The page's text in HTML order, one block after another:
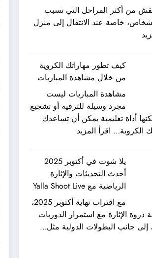
السياحة
في
نيلية
–
سحر
البحر
وجمال
مع
شركة
جلوبال
ألفا
ترافيل
من أكثر المراحل التي تسبب
خاصة عند الانتقال إلى منزل
الخليج
العفش
تعرف
كيف
الحصول
خدمات
عفش
مريحة
وخالية
كيف تطور مهاراتك الكروية
من خلال مشاهدة المباريات
مشاهدة المباريات ليست
مجرد وسيلة للترفيه أو تشجيع
أداة تعليمية يمكن أن تساعدك
الكروية… اقرأ المزيد
مهاراتك
الكروية
من
خلال
مشاهدة
المباريات
يلا شوت في أكتوبر 2025
أحدث التحديثات والإثارة
الرياضية مع Yalla Shoot Live
مع اقتراب نهاية أكتوبر 2025،
ذروة الإثارة مع استمرار الدوريات
إلى جانب البطولات الدولية مثل…